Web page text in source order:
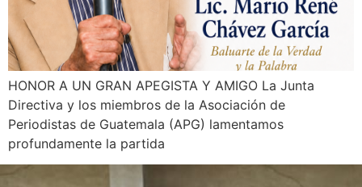
HONOR A UN GRAN APEGISTA Y AMIGO La Junta
Directiva y los miembros de la Asociación de
Periodistas de Guatemala (APG) lamentamos
profundamente la partida